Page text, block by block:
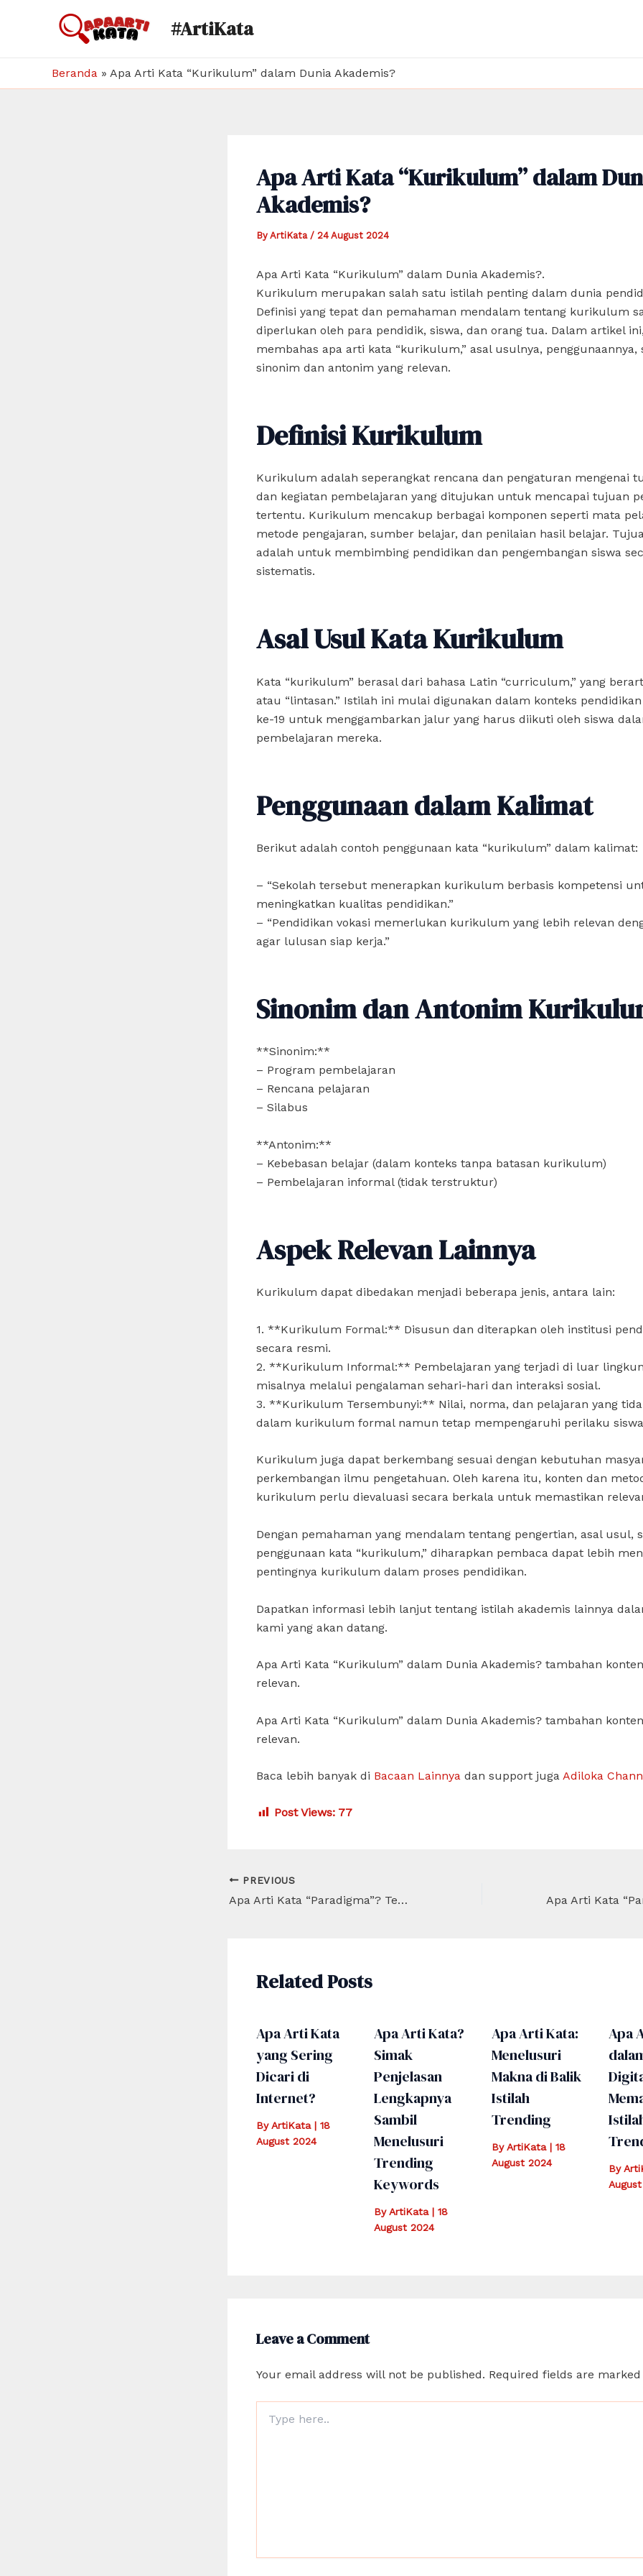
#ArtiKata
Beranda » Apa Arti Kata “Kurikulum” dalam Dunia Akademis?
Apa Arti Kata “Kurikulum” dalam
Akademis?
By ArtiKata / 24 August 2024
Apa Arti Kata “Kurikulum” dalam Dunia Akademis?.
Kurikulum merupakan salah satu istilah penting dalam dunia
Definisi yang tepat dan pemahaman mendalam tentang kurikulum
diperlukan oleh para pendidik, siswa, dan orang tua. Dalam artikel
membahas apa arti kata “kurikulum,” asal usulnya, penggunaannya,
sinonim dan antonim yang relevan.
Definisi Kurikulum
Kurikulum adalah seperangkat rencana dan pengaturan mengenai
dan kegiatan pembelajaran yang ditujukan untuk mencapai tujuan
tertentu. Kurikulum mencakup berbagai komponen seperti mata
metode pengajaran, sumber belajar, dan penilaian hasil belajar.
adalah untuk membimbing pendidikan dan pengembangan siswa
sistematis.
Asal Usul Kata Kurikulum
Kata “kurikulum” berasal dari bahasa Latin “curriculum,” yang
atau “lintasan.” Istilah ini mulai digunakan dalam konteks
ke-19 untuk menggambarkan jalur yang harus diikuti oleh siswa
pembelajaran mereka.
Penggunaan dalam Kalimat
Berikut adalah contoh penggunaan kata “kurikulum” dalam kalimat:
– “Sekolah tersebut menerapkan kurikulum berbasis kompetensi
meningkatkan kualitas pendidikan.”
– “Pendidikan vokasi memerlukan kurikulum yang lebih relevan
agar lulusan siap kerja.”
Sinonim dan Antonim
**Sinonim:**
– Program pembelajaran
– Rencana pelajaran
– Silabus
**Antonim:**
– Kebebasan belajar (dalam konteks tanpa batasan kurikulum)
– Pembelajaran informal (tidak terstruktur)
Aspek Relevan Lainnya
Kurikulum dapat dibedakan menjadi beberapa jenis, antara lain:
1. **Kurikulum Formal:** Disusun dan diterapkan oleh institusi
secara resmi.
2. **Kurikulum Informal:** Pembelajaran yang terjadi di luar
misalnya melalui pengalaman sehari-hari dan interaksi sosial.
3. **Kurikulum Tersembunyi:** Nilai, norma, dan pelajaran yang
dalam kurikulum formal namun tetap mempengaruhi perilaku
Kurikulum juga dapat berkembang sesuai dengan kebutuhan
perkembangan ilmu pengetahuan. Oleh karena itu, konten dan
kurikulum perlu dievaluasi secara berkala untuk memastikan
Dengan pemahaman yang mendalam tentang pengertian, asal usul,
penggunaan kata “kurikulum,” diharapkan pembaca dapat lebih
pentingnya kurikulum dalam proses pendidikan.
Dapatkan informasi lebih lanjut tentang istilah akademis lainnya
kami yang akan datang.
Apa Arti Kata “Kurikulum” dalam Dunia Akademis? tambahan
relevan.
Apa Arti Kata “Kurikulum” dalam Dunia Akademis? tambahan
relevan.
Baca lebih banyak di Bacaan Lainnya dan support juga Adiloka
Post Views: 77
Post
navigation
PREVIOUS
Apa Arti Kata “Paradigma”? Temukan Definisi yang Lengkap
Related Posts
Apa Arti Kata
yang Sering
Dicari di
Internet?
ByArtiKata | 18
August 2024
Apa Arti Kata?
Simak
Penjelasan
Lengkapnya
Sambil
Menelusuri
Trending
Keywords
ByArtiKata | 18
August 2024
Apa Arti Kata:
Menelusuri
Makna di Balik
Istilah
Trending
ByArtiKata | 18
August 2024
Apa
By
Leave a Comment
Your email address will not be published. Required fields are
here..